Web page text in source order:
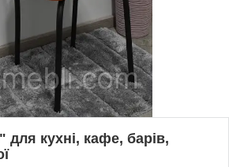
кухні, кафе, барів,